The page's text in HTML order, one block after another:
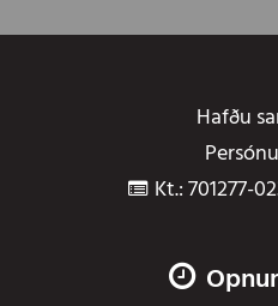
Hafðu
Kt.: 701277-